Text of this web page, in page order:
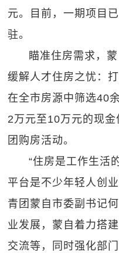
元。目前，一期项目
驻。
瞄准住房需求，
缓解人才住房之忧：
在全市房源中筛选40
2万元至10万元的现
团购房活动。
“住房是工作生活
平台是不少年轻人创
青团蒙自市委副书记
业发展，蒙自着力搭
交流等，同时强化部